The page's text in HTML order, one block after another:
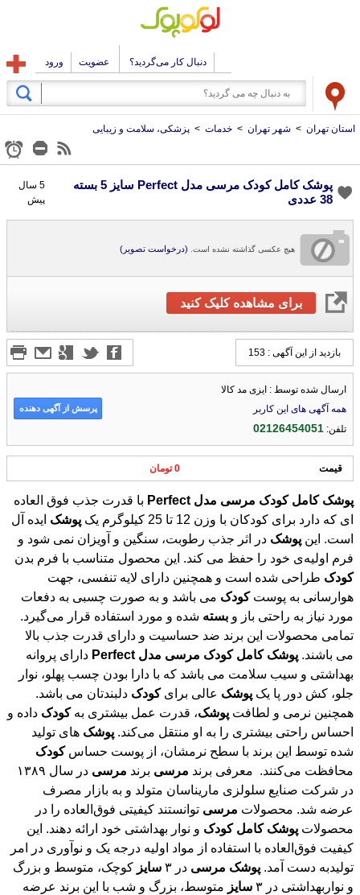
دنبال کار می‌گردید؟ عضویت ورود
استان تهران > شهر تهران > خدمات > پزشکی، سلامت و زیبایی
پوشک کامل کودک مرسی مدل Perfect سایز 5 بسته
38 عددی
5 سال
پیش
هیچ عکسی گذاشته نشده است. (درخواست تصویر)
برای مشاهده کلیک کنید
بازدید از این آگهی : 153
ارسال شده توسط : ایزی مد کالا
همه آگهی های این کاربر
تلفن:02126454051
پرسش از آگهی دهنده
قیمت 0 تومان
پوشک کامل کودک مرسی مدل Perfect با قدرت جذب فوق العاده
ای که دارد برای کودکان با وزن 12 تا 25 کیلوگرم یک
پوشک ایده آل
است. این پوشک در اثر جذب رطوبت، سنگین و آویزان نمی شود و
فرم اولیه‌ی خود را حفظ می کند. این محصول متناسب با فرم بدن
کودک طراحی شده است و همچنین دارای لایه تنفسی،‌ جهت
هوارسانی به پوستکودک می باشد و به صورت چسبی به دفعات
مورد نیاز به راحتی باز و بسته شده و مورد استفاده قرار می‌گیرد.
تمامی محصولات این برند ضد حساسیت و دارای قدرت جذب بالا
می باشند. پوشک کامل کودک مرسی مدل Perfect دارای پروانه
بهداشتی و سیب سلامت می باشد که با دارا بودن چسب پهلو، نوار
جلو، کش دور پا یک پوشک عالی برایکودک دلبندتان می باشد.
همچنین نرمی و لطافت پوشک، قدرت عمل بیشتری بهکودک داده و
احساس راحتی بیشتری را به او منتقل می‌کند. پوشک های تولید
شده توسط این برند با سطح نرمشان، از پوست حساسکودک
محافظت می‌کنند. معرفی برند مرسی برند مرسی در سال ۱۳۸۹
در شرکت صنایع سلولزی ماریناسان متولد و به بازار مصرف
عرضه شد. محصولات مرسی توانستند کیفیتی فوق‌العاده را در
محصولات پوشک کامل کودک و نوار بهداشتی خود ارائه دهند. این
کیفیت فوق‌العاده با استفاده از مواد اولیه درجه یک و نو‌آوری در امر
تولیدبه دست آمد. پوشک مرسی در ۳ سایز کوچک، متوسط و بزرگ
و نواربهداشتی در ۳
سایز متوسط، بزرگ و شب با این برند عرضه